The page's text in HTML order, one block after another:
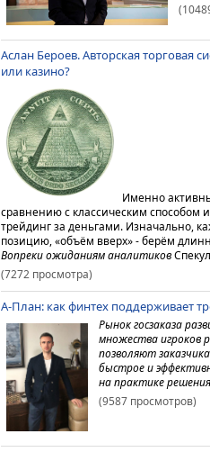
Аслан Бероев. Авторская торговая
или казино?
Именно
сравнению с классическим способом
трейдинг за деньгами. Изначально,
позицию, «объём вверх» - берём
Вопреки ожиданиям аналитиков
(7272 просмотра)
А-План: как финтех поддерживает
Рынок госзаказа
множества игроков
позволяют
быстрое и
на практике
(9587 просмотров)